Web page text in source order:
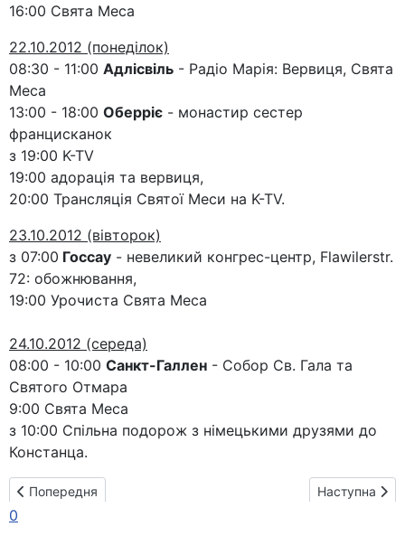
16:00 Свята Меса
22.10.2012 (понеділок)
08:30 - 11:00 Адлісвіль - Радіо Марія: Вервиця, Свята
Меса
13:00 - 18:00 Оберріє - монастир сестер
францисканок
з 19:00 K-TV
19:00 адорація та вервиця,
20:00 Трансляція Святої Меси на K-TV.
23.10.2012 (вівторок)
з 07:00 Госсау - невеликий конгрес-центр, Flawilerstr.
72: обожнювання,
19:00 Урочиста Свята Меса
24.10.2012 (середа)
08:00 - 10:00 Санкт-Галлен - Собор Св. Гала та
Святого Отмара
9:00 Свята Меса
з 10:00 Спільна подорож з німецькими друзями до
Констанца.
0
Попередня стаття: Маршрут паломництва в Ліхтенштейні
Попередня Наступна
Наступна